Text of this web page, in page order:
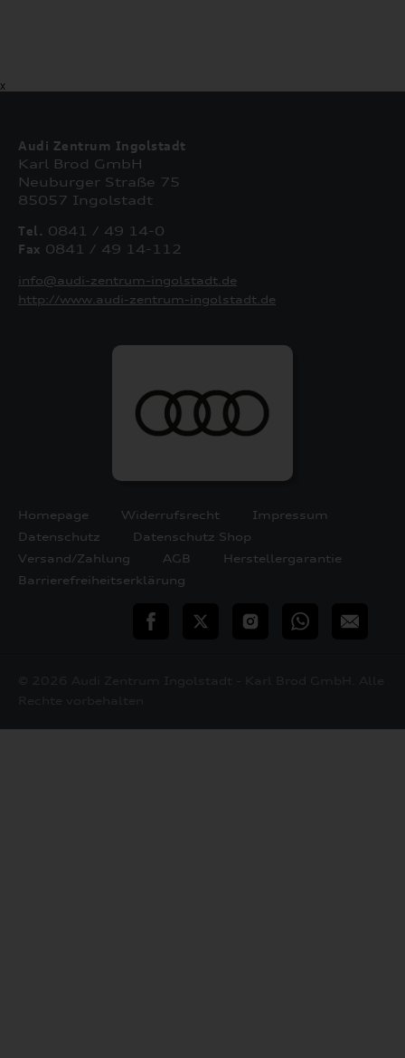
X
Audi Zentrum Ingolstadt
Karl Brod GmbH
Neuburger Straße 75
85057 Ingolstadt
Tel. 0841 / 49 14-0
Fax 0841 / 49 14-112
info@audi-zentrum-ingolstadt.de
http://www.audi-zentrum-ingolstadt.de
Homepage Widerrufsrecht
Impressum
Datenschutz
Datenschutz Shop
Versand/Zahlung
AGB
Herstellergarantie
Barrierefreiheitserklärung
teilen Twitter InstagramWhatsApp
E-